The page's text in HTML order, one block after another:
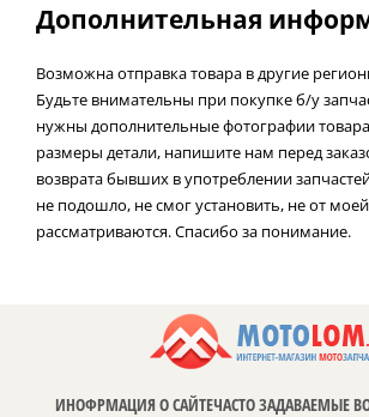
Дополнительная
Возможна отправка товара в другие
Будьте внимательны при покупке б/у
нужны дополнительные фотографии
размеры детали, напишите нам перед
возврата бывших в употреблении
не подошло, не смог установить, не от
рассматриваются. Спасибо за понимание.
ИНОФРМАЦИЯ О САЙТЕЧАСТО ЗАДАВАЕМЫЕ